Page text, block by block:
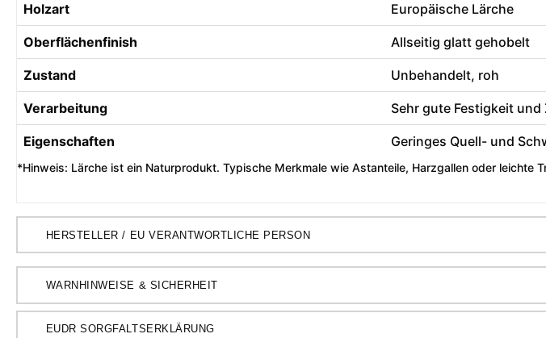
Holzart Europäische Lärche
Oberflächenfinish Allseitig glatt gehobelt
Zustand Unbehandelt, roh
Verarbeitung Sehr gute Festigkeit und
Eigenschaften Geringes Quell- und
*Hinweis: Lärche ist ein Naturprodukt. Typische Merkmale wie Astanteile, Harzgallen oder leichte
HERSTELLER / EU VERANTWORTLICHE PERSON
WARNHINWEISE & SICHERHEIT
EUDR SORGFALTSERKLÄRUNG